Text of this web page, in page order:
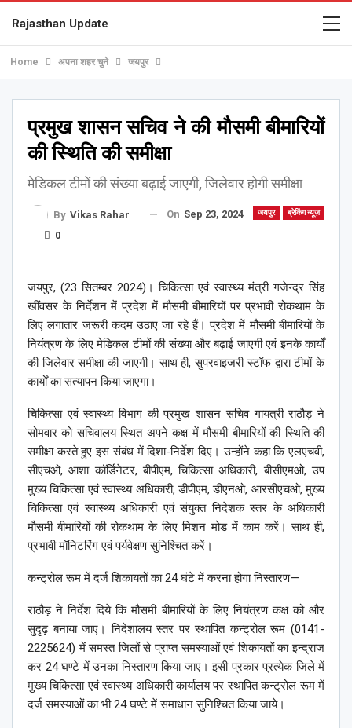
Rajasthan Update
Home अपना शहर चुने जयपुर
प्रमुख शासन सचिव ने की मौसमी बीमारियों
की स्थिति की समीक्षा
मेडिकल टीमों की संख्या बढ़ाई जाएगी, जिलेवार होगी समीक्षा
जयपुर ब्रेकिंग न्यूज़
By Vikas Rahar On Sep 23, 2024
0
जयपुर, (23 सितम्बर 2024)। चिकित्सा एवं स्वास्थ्य मंत्री गजेन्द्र सिंह
खींवसर के निर्देशन में प्रदेश में मौसमी बीमारियों पर प्रभावी रोकथाम के
लिए लगातार जरूरी कदम उठाए जा रहे हैं। प्रदेश में मौसमी बीमारियों के
नियंत्रण के लिए मेडिकल टीमों की संख्या और बढ़ाई जाएगी एवं इनके कार्यों
की जिलेवार समीक्षा की जाएगी। साथ ही, सुपरवाइजरी स्टॉफ द्वारा टीमों के
कार्यों का सत्यापन किया जाएगा।
चिकित्सा एवं स्वास्थ्य विभाग की प्रमुख शासन सचिव गायत्री राठौड़ ने
सोमवार को सचिवालय स्थित अपने कक्ष में मौसमी बीमारियों की स्थिति की
समीक्षा करते हुए इस संबंध में दिशा-निर्देश दिए। उन्होंने कहा कि एलएचवी,
सीएचओ, आशा कॉर्डिनेटर, बीपीएम, चिकित्सा अधिकारी, बीसीएमओ, उप
मुख्य चिकित्सा एवं स्वास्थ्य अधिकारी, डीपीएम, डीएनओ, आरसीएचओ, मुख्य
चिकित्सा एवं स्वास्थ्य अधिकारी एवं संयुक्त निदेशक स्तर के अधिकारी
मौसमी बीमारियों की रोकथाम के लिए मिशन मोड में काम करें। साथ ही,
प्रभावी मॉनिटरिंग एवं पर्यवेक्षण सुनिश्चित करें।
कन्ट्रोल रूम में दर्ज शिकायतों का 24 घंटे में करना होगा निस्तारण—
राठौड़ ने निर्देश दिये कि मौसमी बीमारियों के लिए नियंत्रण कक्ष को और
सुदृढ़ बनाया जाए। निदेशालय स्तर पर स्थापित कन्ट्रोल रूम (0141-
2225624) में समस्त जिलों से प्राप्त समस्याओं एवं शिकायतों का इन्द्राज
कर 24 घण्टे में उनका निस्तारण किया जाए। इसी प्रकार प्रत्येक जिले में
मुख्य चिकित्सा एवं स्वास्थ्य अधिकारी कार्यालय पर स्थापित कन्ट्रोल रूम में
दर्ज समस्याओं का भी 24 घण्टे में समाधान सुनिश्चित किया जाये।